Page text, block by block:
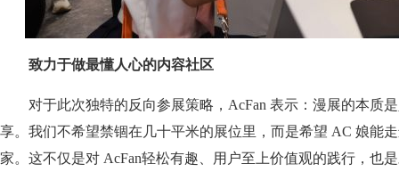
致力于做最懂人心的内容社区
对于此次独特的反向参展策略，AcFan 表示：漫展的本质
享。我们不希望禁锢在几十平米的展位里，而是希望 AC 娘能
家。这不仅是对 AcFan轻松有趣、用户至上价值观的践行，也